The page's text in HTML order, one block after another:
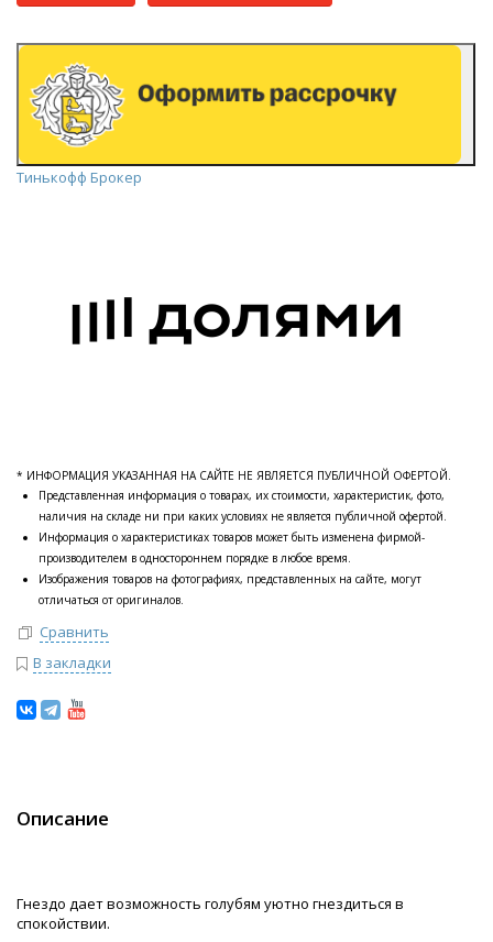
Тинькофф Брокер
* ИНФОРМАЦИЯ УКАЗАННАЯ НА САЙТЕ НЕ ЯВЛЯЕТСЯ ПУБЛИЧНОЙ ОФЕРТОЙ.
Представленная информация о товарах, их стоимости, характеристик, фото,
наличия на складе ни при каких условиях не является публичной офертой.
Информация о характеристиках товаров может быть изменена фирмой-
производителем в одностороннем порядке в любое время.
Изображения товаров на фотографиях, представленных на сайте, могут
отличаться от оригиналов.
Сравнить
В закладки
Описание
Гнездо дает возможность голубям уютно гнездиться в
спокойствии.